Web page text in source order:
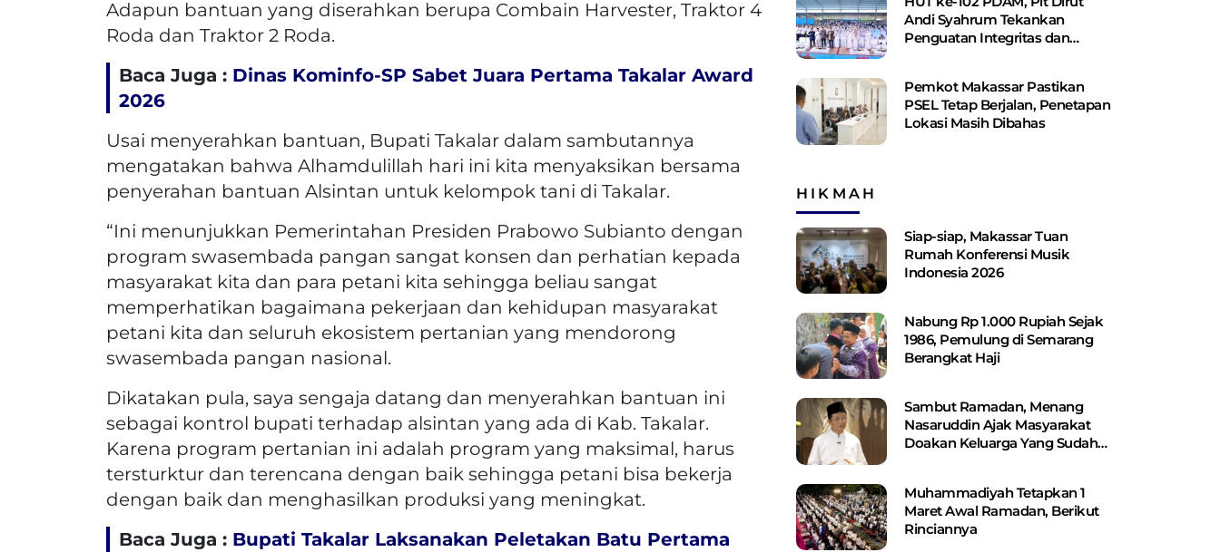
Adapun bantuan yang diserahkan berupa Combain Harvester, Traktor 4
Roda dan Traktor 2 Roda.
Baca Juga : Dinas Kominfo-SP Sabet Juara Pertama Takalar Award
2026
Usai menyerahkan bantuan, Bupati Takalar dalam sambutannya
mengatakan bahwa Alhamdulillah hari ini kita menyaksikan bersama
penyerahan bantuan Alsintan untuk kelompok tani di Takalar.
“Ini menunjukkan Pemerintahan Presiden Prabowo Subianto dengan
program swasembada pangan sangat konsen dan perhatian kepada
masyarakat kita dan para petani kita sehingga beliau sangat
memperhatikan bagaimana pekerjaan dan kehidupan masyarakat
petani kita dan seluruh ekosistem pertanian yang mendorong
swasembada pangan nasional.
Dikatakan pula, saya sengaja datang dan menyerahkan bantuan ini
sebagai kontrol bupati terhadap alsintan yang ada di Kab. Takalar.
Karena program pertanian ini adalah program yang maksimal, harus
tersturktur dan terencana dengan baik sehingga petani bisa bekerja
dengan baik dan menghasilkan produksi yang meningkat.
Baca Juga : Bupati Takalar Laksanakan Peletakan Batu Pertama
Andi Syahrum Tekankan
Penguatan Integritas dan
Pemkot Makassar Pastikan
PSEL Tetap Berjalan, Penetapan
Lokasi Masih Dibahas
HIKMAH
Siap-siap, Makassar Tuan
Rumah Konferensi Musik
Indonesia 2026
Nabung Rp 1.000 Rupiah Sejak
1986, Pemulung di Semarang
Berangkat Haji
Sambut Ramadan, Menang
Nasaruddin Ajak Masyarakat
Doakan Keluarga Yang Sudah
Muhammadiyah Tetapkan 1
Maret Awal Ramadan, Berikut
Rinciannya